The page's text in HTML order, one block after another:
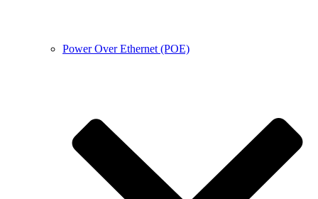
Power Over Ethernet (POE)